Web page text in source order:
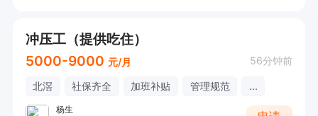
冲压工（提供吃住）
5000-9000 元/月 56分钟前
北滘 社保齐全 加班补贴 管理规范 ...
杨生